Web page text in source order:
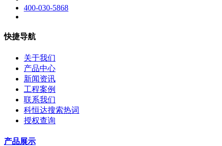
400-030-5868
快捷导航
关于我们
产品中心
新闻资讯
工程案例
联系我们
科恒达搜索热词
授权查询
产品展示